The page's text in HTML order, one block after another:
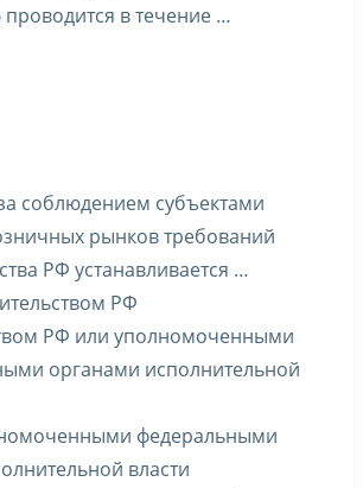
проводится в течение …
соблюдением субъектами
рынков требований
РФ устанавливается …
РФ
РФ или уполномоченными
органами исполнительной
федеральными
власти